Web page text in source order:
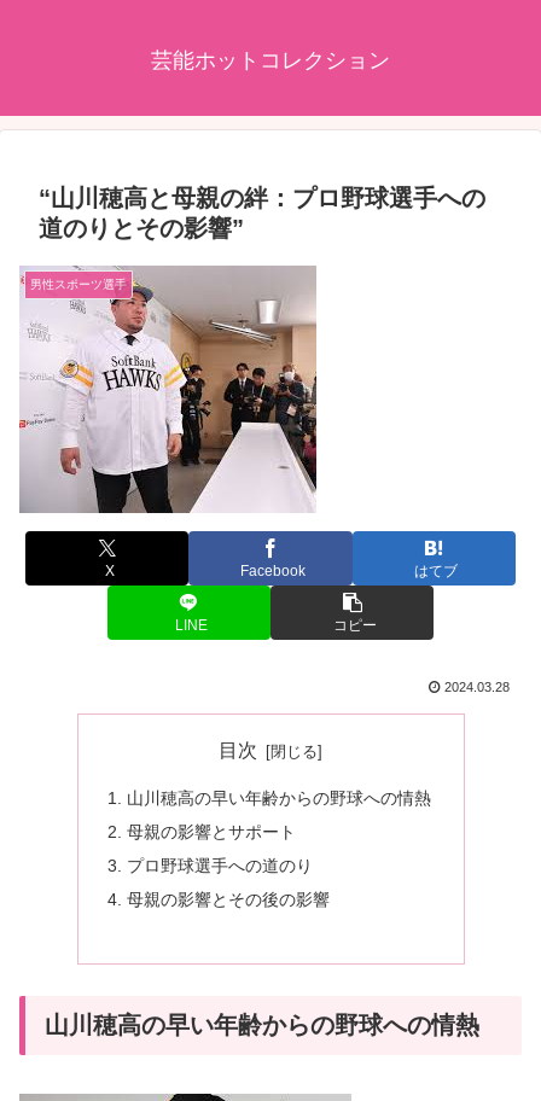
芸能ホットコレクション
“山川穂高と母親の絆：プロ野球選手への
道のりとその影響”
男性スポーツ選手
X Facebook はてブ
LINE コピー
2024.03.28
目次
山川穂高の早い年齢からの野球への情熱
母親の影響とサポート
プロ野球選手への道のり
母親の影響とその後の影響
山川穂高の早い年齢からの野球への情熱